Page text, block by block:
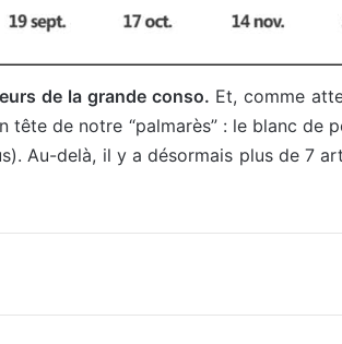
de la grande conso. Et, comme
tête de notre “palmarès” : le blanc de
Au-delà, il y a désormais plus de 7